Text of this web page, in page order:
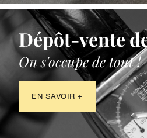
Dépôt-vente
On s'occupe de tout !
EN SAVOIR +